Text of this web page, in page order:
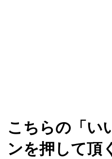
こちらの「い
ンを押して頂